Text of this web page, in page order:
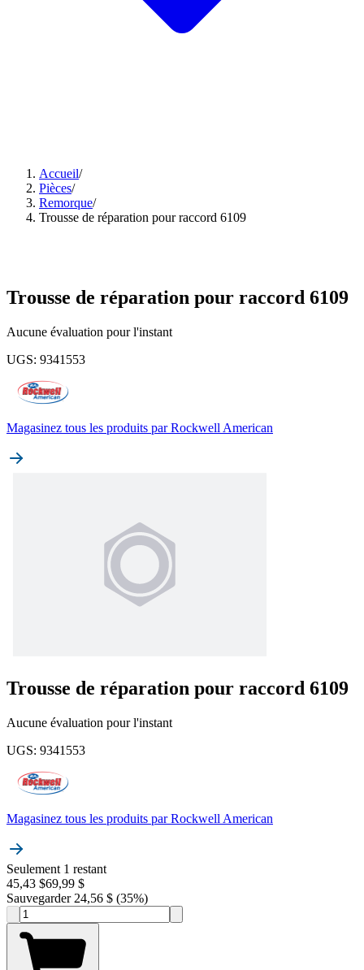
Accueil/
Pièces/
Remorque/
Trousse de réparation pour raccord 6109
Trousse de réparation pour raccord 6109
Aucune évaluation pour l'instant
UGS: 9341553
Magasinez tous les produits par Rockwell American
Trousse de réparation pour raccord 6109
Aucune évaluation pour l'instant
UGS: 9341553
Magasinez tous les produits par Rockwell American
Seulement 1 restant
45,43 $69,99 $
Sauvegarder 24,56 $ (35%)